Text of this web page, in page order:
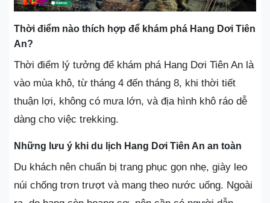
Thời điểm nào thích hợp để khám phá Hang Dơi Tiên
An?
Thời điểm lý tưởng để khám phá Hang Dơi Tiên An là
vào mùa khô, từ tháng 4 đến tháng 8, khi thời tiết
thuận lợi, không có mưa lớn, và địa hình khô ráo dễ
dàng cho việc trekking.
Những lưu ý khi du lịch Hang Dơi Tiên An an toàn
Du khách nên chuẩn bị trang phục gọn nhẹ, giày leo
núi chống trơn trượt và mang theo nước uống. Ngoài